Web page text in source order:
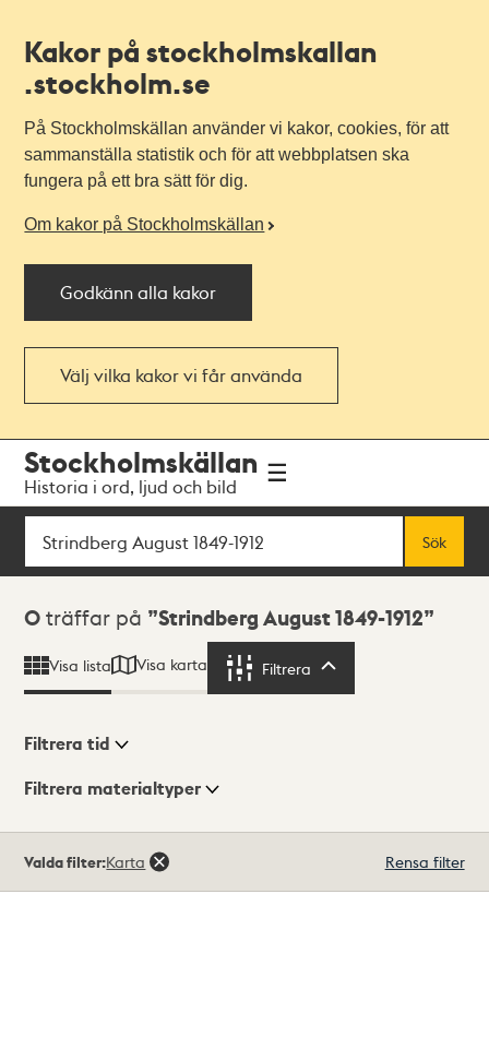
Kakor på stockholmskallan
.stockholm.se
På Stockholmskällan använder vi kakor, cookies, för att
sammanställa statistik och för att webbplatsen ska
fungera på ett bra sätt för dig.
Om kakor på Stockholmskällan
Godkänn alla kakor
Välj vilka kakor vi får använda
navigationen
huvudinnehållet
Stockholmskällan
Historia i ord, ljud och bild
Sök
Sök
Sökresultat
0 träffar på Strindberg August 1849-1912
Visa lista Visa karta Filtrera
Visningsläge
Filtrera tid
Filtrera materialtyper
träffar
Valda filter:Karta Rensa filter